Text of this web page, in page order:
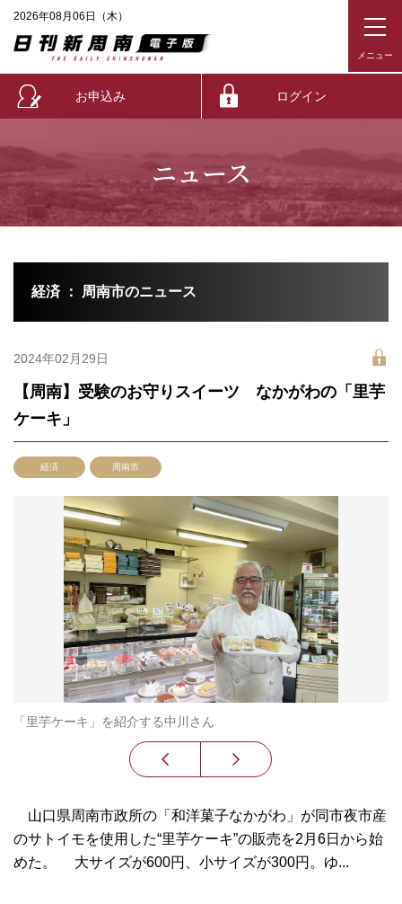
2026年08月06日（木）
お申込み ログイン
ニュース
経済 ： 周南市のニュース
2024年02月29日
【周南】受験のお守りスイーツ なかがわの「里芋
ケーキ」
経済 周南市
「里芋ケーキ」を紹介する中川さん
山口県周南市政所の「和洋菓子なかがわ」が同市夜市産
のサトイモを使用した“里芋ケーキ”の販売を2月6日から始
めた。 大サイズが600円、小サイズが300円。ゆ...